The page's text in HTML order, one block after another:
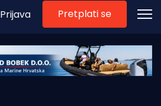
Prijava Pretplati se